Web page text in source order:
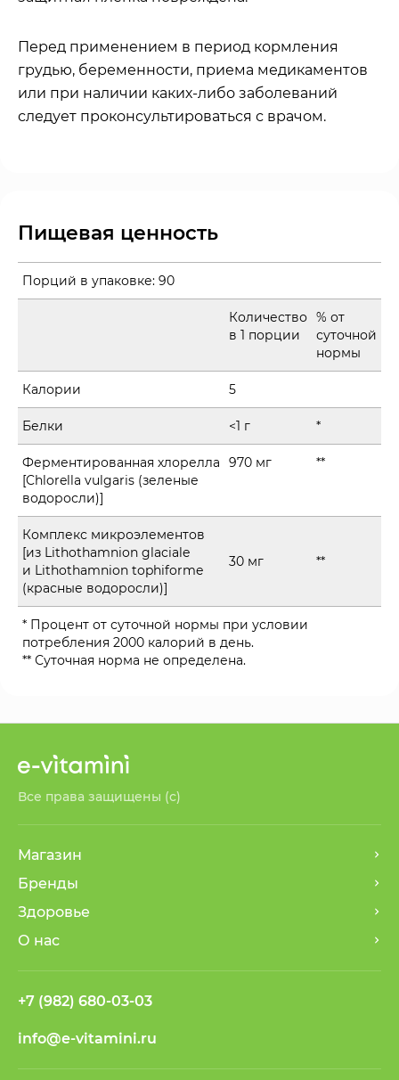
Перед применением в период кормления
грудью, беременности, приема медикаментов
или при наличии каких-либо заболеваний
следует проконсультироваться с врачом.
Пищевая ценность
Порций в упаковке: 90
Количество
в 1 порции
% от
суточной
нормы
Калории 5
Белки <1 г *
Ферментированная хлорелла
[Chlorella vulgaris (зеленые
водоросли)]
970 мг **
Комплекс микроэлементов
[из Lithothamnion glaciale
и Lithothamnion tophiforme
(красные водоросли)]
30 мг **
* Процент от суточной нормы при условии
потребления 2000 калорий в день.
** Суточная норма не определена.
Все права защищены (с)
Магазин
Бренды
Здоровье
О нас
+7 (982) 680-03-03
info@e-vitamini.ru